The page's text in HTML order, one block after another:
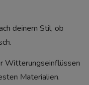
deinem Stil, ob
Witterungseinflüssen
Materialien.